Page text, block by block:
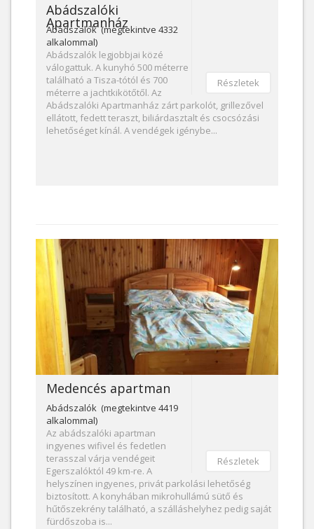
Részletek
Abádszalóki
Apartmanház
Abádszalók (megtekintve 4332
alkalommal)
Abádszalók legjobbjai közé
válogattuk. A kunyhó 500 méterre
található a Tisza-tótól és 700
méterre a jachtkikötőtől. Az
Abádszalóki Apartmanház zárt parkolót, grillezővel
ellátott, fedett teraszt, biliárdasztalt és csocsózási
lehetőséget kínál. A vendégek igénybe...
Részletek
Medencés apartman
Abádszalók (megtekintve 4419
alkalommal)
Az abádszalóki apartman
ingyenes wifivel és fedetlen
terasszal várja vendégeit
Egerszalóktól 49 km-re. A
helyszínen ingyenes, privát parkolási lehetőség
biztosított. A konyhában mikrohullámú sütő és
hűtőszekrény található, a szálláshelyhez pedig saját
fürdőszoba is...